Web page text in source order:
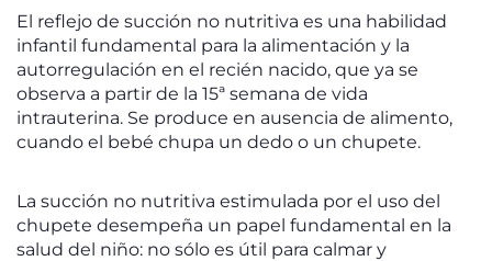
El reflejo de succión no nutritiva es una habilidad
infantil fundamental para la alimentación y la
autorregulación en el recién nacido, que ya se
observa a partir de la 15ª semana de vida
intrauterina. Se produce en ausencia de alimento,
cuando el bebé chupa un dedo o un chupete.
La succión no nutritiva estimulada por el uso del
chupete desempeña un papel fundamental en la
salud del niño: no sólo es útil para calmar y